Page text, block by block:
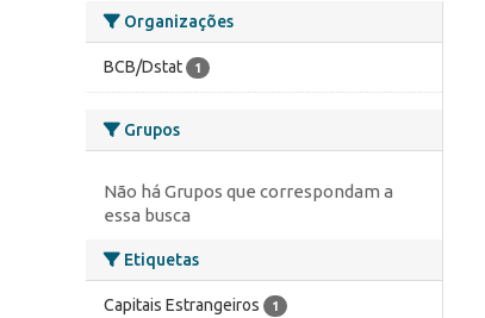
Organizações
BCB/Dstat 1
Grupos
Não há Grupos que correspondam a
essa busca
Etiquetas
Capitais Estrangeiros 1